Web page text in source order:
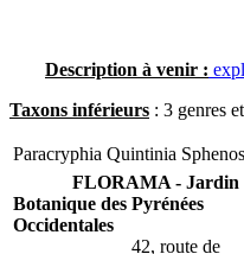
Description à venir :
Taxons inférieurs : 3 genres
Paracryphia Quintinia
FLORAMA - Jardin
Botanique des Pyrénées
Occidentales
42, route de